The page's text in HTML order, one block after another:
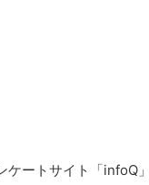
ケートサイト「infoQ